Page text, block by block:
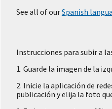
See all of ourSpanish
Instrucciones para subir a
1. Guarde la imagen de la
2. Inicie la aplicación de
publicación y elija la foto